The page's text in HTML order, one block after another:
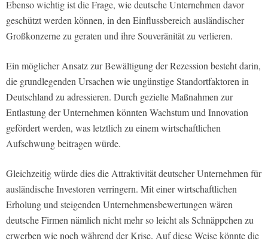
Ebenso wichtig ist die Frage, wie deutsche Unternehmen davor
geschützt werden können, in den Einflussbereich ausländischer
Großkonzerne zu geraten und ihre Souveränität zu verlieren.
Ein möglicher Ansatz zur Bewältigung der Rezession besteht darin,
die grundlegenden Ursachen wie ungünstige Standortfaktoren in
Deutschland zu adressieren. Durch gezielte Maßnahmen zur
Entlastung der Unternehmen könnten Wachstum und Innovation
gefördert werden, was letztlich zu einem wirtschaftlichen
Aufschwung beitragen würde.
Gleichzeitig würde dies die Attraktivität deutscher Unternehmen für
ausländische Investoren verringern. Mit einer wirtschaftlichen
Erholung und steigenden Unternehmensbewertungen wären
deutsche Firmen nämlich nicht mehr so leicht als Schnäppchen zu
erwerben wie noch während der Krise. Auf diese Weise könnte die